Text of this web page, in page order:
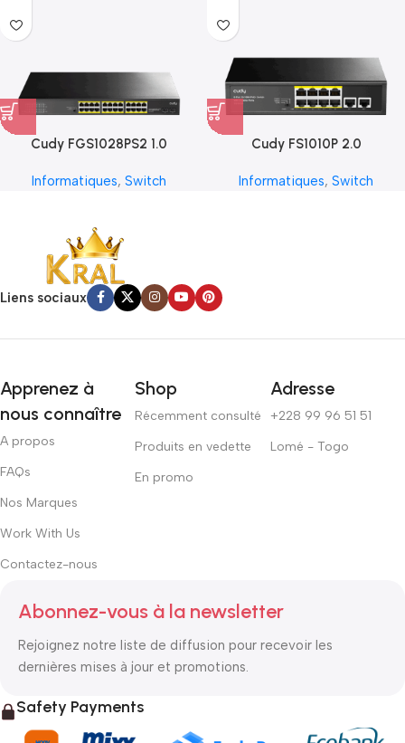
Cudy FGS1028PS2 1.0
Informatiques, Switch
Cudy FS1010P 2.0
Informatiques, Switch
Liens sociaux
Apprenez à
nous connaître
A propos
FAQs
Nos Marques
Work With Us
Contactez-nous
Shop
Récemment consulté
Produits en vedette
En promo
Adresse
+228 99 96 51 51
Lomé - Togo
Abonnez-vous à la newsletter
Rejoignez notre liste de diffusion pour recevoir les
dernières mises à jour et promotions.
Safety Payments